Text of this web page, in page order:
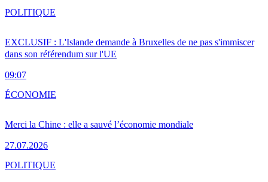
EXCLUSIF : L'Islande demande à Bruxelles de ne pas s'immiscer
dans son référendum sur l'UE
09:07
POLITIQUE
Merci la Chine : elle a sauvé l’économie mondiale
27.07.2026
ÉCONOMIE
POLITIQUE